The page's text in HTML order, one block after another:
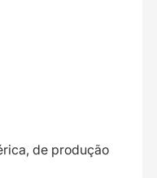
de produção